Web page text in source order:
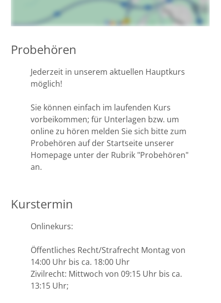
Probehören
Jederzeit in unserem aktuellen Hauptkurs
möglich!
Sie können einfach im laufenden Kurs
vorbeikommen; für Unterlagen bzw. um
online zu hören melden Sie sich bitte zum
Probehören auf der Startseite unserer
Homepage unter der Rubrik "Probehören"
an.
Kurstermin
Onlinekurs:
Öffentliches Recht/Strafrecht Montag von
14:00 Uhr bis ca. 18:00 Uhr
Zivilrecht: Mittwoch von 09:15 Uhr bis ca.
13:15 Uhr;